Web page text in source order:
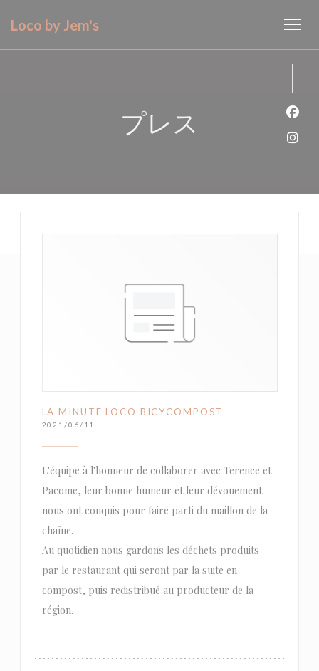
Loco by Jem's
プレス
LA MINUTE LOCO BICYCOMPOST
2021/06/11
L'équipe à l'honneur de collaborer avec Terence et
Pacome, leur bonne humeur et leur dévouement
nous ont conquis pour faire parti du maillon de la
chaîne.
Au quotidien nous gardons les déchets produits
par le restaurant qui seront par la suite en
compost, puis redistribué au producteur de la
région.